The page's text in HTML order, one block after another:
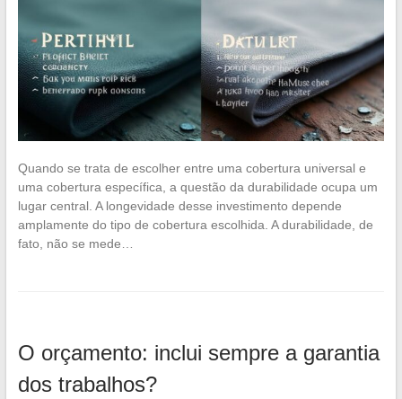
Quando se trata de escolher entre uma cobertura universal e
uma cobertura específica, a questão da durabilidade ocupa um
lugar central. A longevidade desse investimento depende
amplamente do tipo de cobertura escolhida. A durabilidade, de
fato, não se mede…
O orçamento: inclui sempre a garantia
dos trabalhos?